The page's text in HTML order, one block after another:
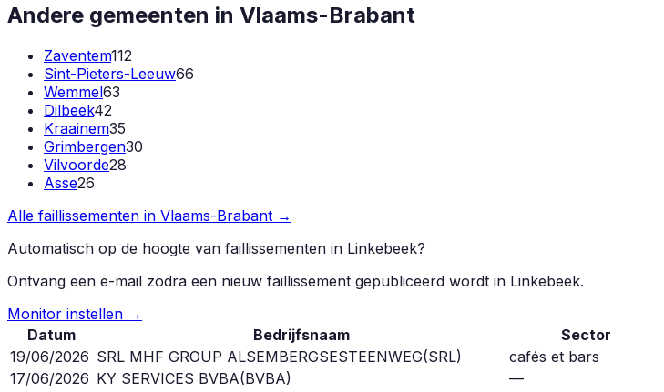
Andere gemeenten in Vlaams-Brabant
Zaventem112
Sint-Pieters-Leeuw66
Wemmel63
Dilbeek42
Kraainem35
Grimbergen30
Vilvoorde28
Asse26
Alle faillissementen in Vlaams-Brabant →
Automatisch op de hoogte van faillissementen in Linkebeek?
Ontvang een e-mail zodra een nieuw faillissement gepubliceerd wordt in Linkebeek.
Monitor instellen →
Datum
Bedrijfsnaam Sector
19/06/2026 SRL MHF GROUP ALSEMBERGSESTEENWEG(SRL) cafés et bars
17/06/2026 KY SERVICES BVBA(BVBA) —